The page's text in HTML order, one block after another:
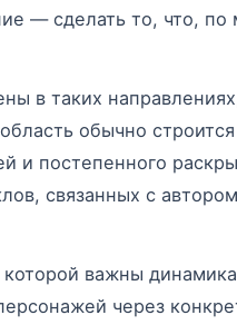
— сделать то, что, по
в таких
обычно
и постепенного
связанных с
важны
через